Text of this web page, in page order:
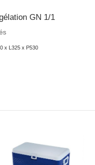
GN 1/1
x L325 x P530